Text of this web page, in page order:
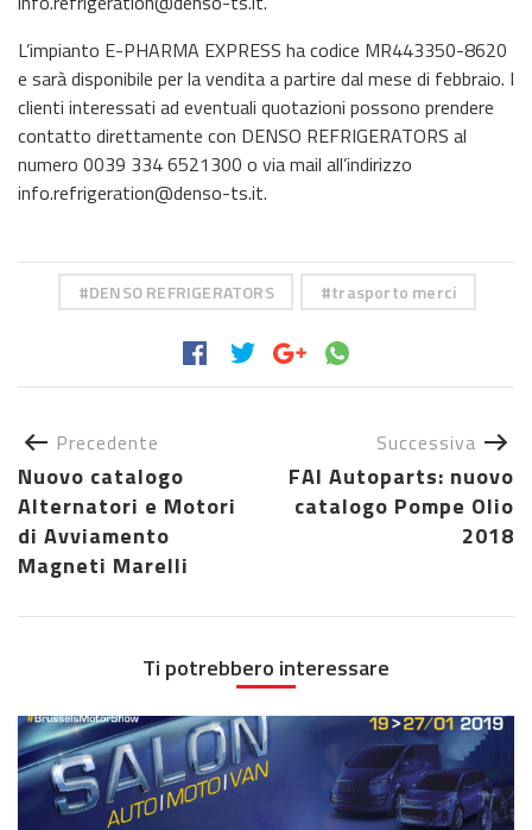
L’impianto E-PHARMA EXPRESS ha codice MR443350-8620
e sarà disponibile per la vendita a partire dal mese di febbraio. I
clienti interessati ad eventuali quotazioni possono prendere
contatto direttamente con DENSO REFRIGERATORS al
numero 0039 334 6521300 o via mail all’indirizzo
info.refrigeration@denso-ts.it.
DENSO REFRIGERATORS trasporto merci
Precedente
Nuovo catalogo
Alternatori e Motori
di Avviamento
Magneti Marelli
Successiva
FAI Autoparts: nuovo
catalogo Pompe Olio
2018
Ti potrebbero interessare